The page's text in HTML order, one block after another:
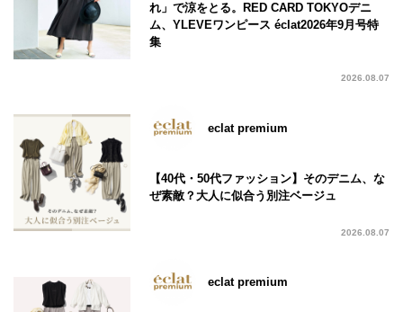
れ」で涼をとる。RED CARD TOKYOデニ
ム、YLEVEワンピース éclat2026年9月号特
集
2026.08.07
eclat premium
【40代・50代ファッション】そのデニム、な
ぜ素敵？大人に似合う別注ベージュ
2026.08.07
eclat premium